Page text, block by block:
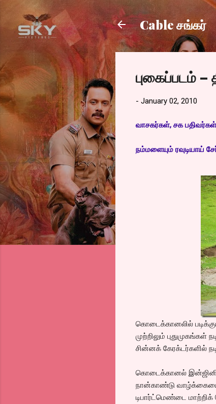
Cable சங்கர்
புகைப்படம்
- January 02, 2010
வாசகர்கள், சக
நம்மளையும் ரவுடியாய்
கொடைக்கானலில்
முற்றிலும் புதுமுகங்கள்
சின்னக் கேரக்டர்களில்
கொடைக்கானல்
நான்காண்டு
டிபார்ட்மெண்டை